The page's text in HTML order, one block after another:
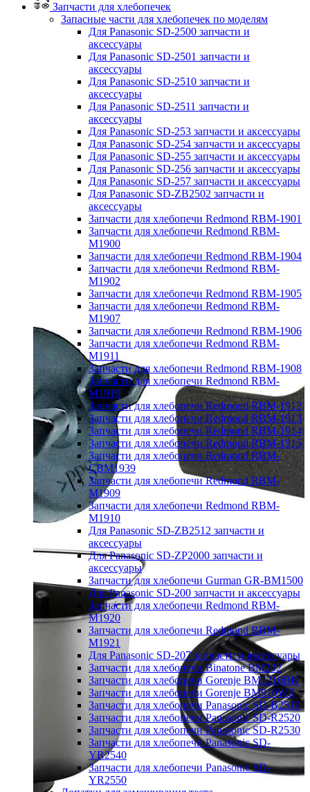
Запчасти для хлебопечек
Запасные части для хлебопечек по моделям
Для Panasonic SD-2500 запчасти и
аксессуары
Для Panasonic SD-2501 запчасти и
аксессуары
Для Panasonic SD-2510 запчасти и
аксессуары
Для Panasonic SD-2511 запчасти и
аксессуары
Для Panasonic SD-253 запчасти и аксессуары
Для Panasonic SD-254 запчасти и аксессуары
Для Panasonic SD-255 запчасти и аксессуары
Для Panasonic SD-256 запчасти и аксессуары
Для Panasonic SD-257 запчасти и аксессуары
Для Panasonic SD-ZB2502 запчасти и
аксессуары
Запчасти для хлебопечи Redmond RBM-1901
Запчасти для хлебопечи Redmond RBM-
M1900
Запчасти для хлебопечи Redmond RBM-1904
Запчасти для хлебопечи Redmond RBM-
M1902
Запчасти для хлебопечи Redmond RBM-1905
Запчасти для хлебопечи Redmond RBM-
M1907
Запчасти для хлебопечи Redmond RBM-1906
Запчасти для хлебопечи Redmond RBM-
M1911
Запчасти для хлебопечи Redmond RBM-1908
Запчасти для хлебопечи Redmond RBM-
M1919
Запчасти для хлебопечи Redmond RBM-1912
Запчасти для хлебопечи Redmond RBM-1913
Запчасти для хлебопечи Redmond RBM-1914
Запчасти для хлебопечи Redmond RBM-1915
Запчасти для хлебопечи Redmond RBM-
CBM1939
Запчасти для хлебопечи Redmond RBM-
M1909
Запчасти для хлебопечи Redmond RBM-
M1910
Для Panasonic SD-ZB2512 запчасти и
аксессуары
Для Panasonic SD-ZP2000 запчасти и
аксессуары
Запчасти для хлебопечи Gurman GR-BM1500
Для Panasonic SD-200 запчасти и аксессуары
Запчасти для хлебопечи Redmond RBM-
M1920
Запчасти для хлебопечи Redmond RBM-
M1921
Для Panasonic SD-207 запчасти и аксессуары
Запчасти для хлебопечи Binatone BM202
Запчасти для хлебопечи Gorenje BM1210BK
Запчасти для хлебопечи Gorenje BM910WII
Запчасти для хлебопечи Panasonic SD-B2510
Запчасти для хлебопечи Panasonic SD-R2520
Запчасти для хлебопечи Panasonic SD-R2530
Запчасти для хлебопечи Panasonic SD-
YR2540
Запчасти для хлебопечи Panasonic SD-
YR2550